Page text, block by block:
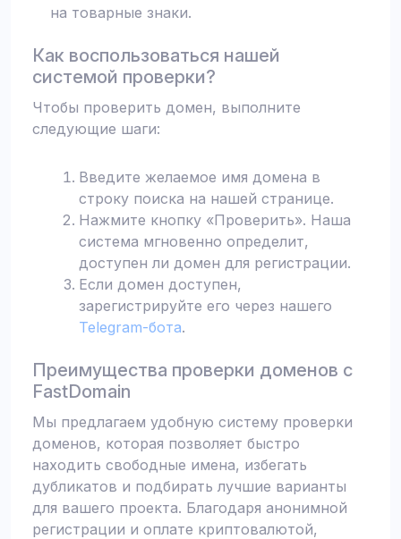
на товарные знаки.
Как воспользоваться нашей
системой проверки?
Чтобы проверить домен, выполните
следующие шаги:
Введите желаемое имя домена в
строку поиска на нашей странице.
Нажмите кнопку «Проверить». Наша
система мгновенно определит,
доступен ли домен для регистрации.
Если домен доступен,
зарегистрируйте его через нашего
Telegram-бота.
Преимущества проверки доменов с
FastDomain
Мы предлагаем удобную систему проверки
доменов, которая позволяет быстро
находить свободные имена, избегать
дубликатов и подбирать лучшие варианты
для вашего проекта. Благодаря анонимной
регистрации и оплате криптовалютой,